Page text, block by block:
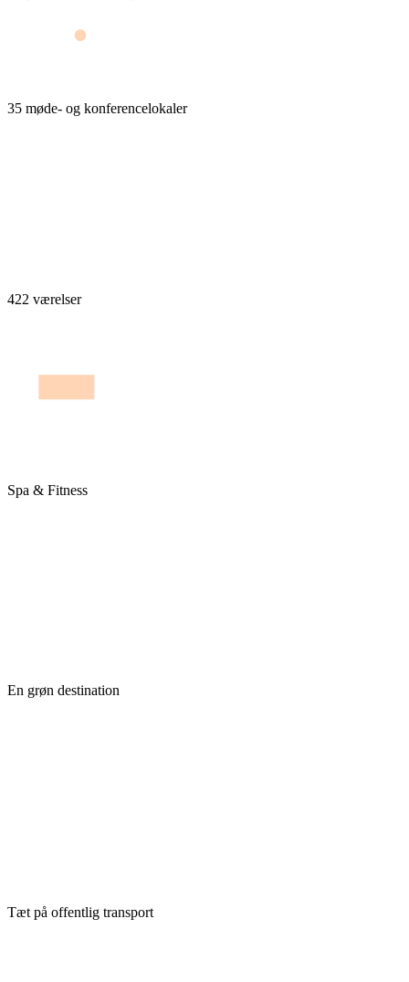
35 møde- og konferencelokaler
422 værelser
Spa & Fitness
En grøn destination
Tæt på offentlig transport